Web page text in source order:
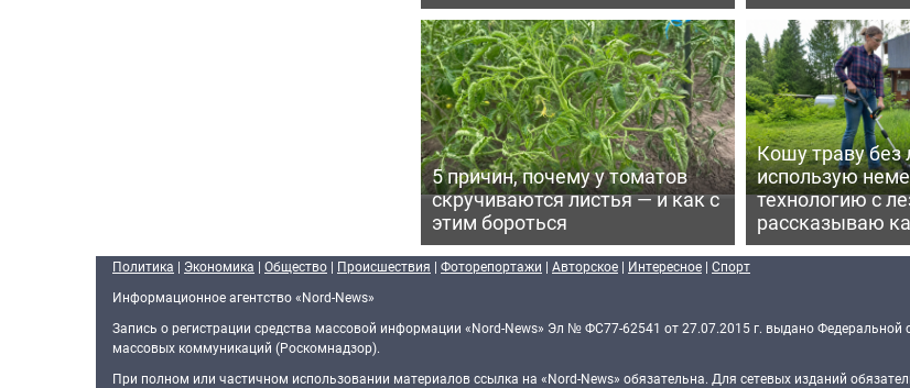
5 причин, почему у томатов
скручиваются листья — и как с
этим бороться
Кошу траву без
использую
технологию с
рассказываю
Политика | Экономика | Общество | Происшествия | Фоторепортажи | Авторское | Интересное | Спорт
Информационное агентство «Nord-News»
Запись о регистрации средства массовой информации «Nord-News» Эл № ФС77-62541 от 27.07.2015 г. выдано
массовых коммуникаций (Роскомнадзор).
При полном или частичном использовании материалов ссылка на «Nord-News» обязательна. Для сетевых изданий